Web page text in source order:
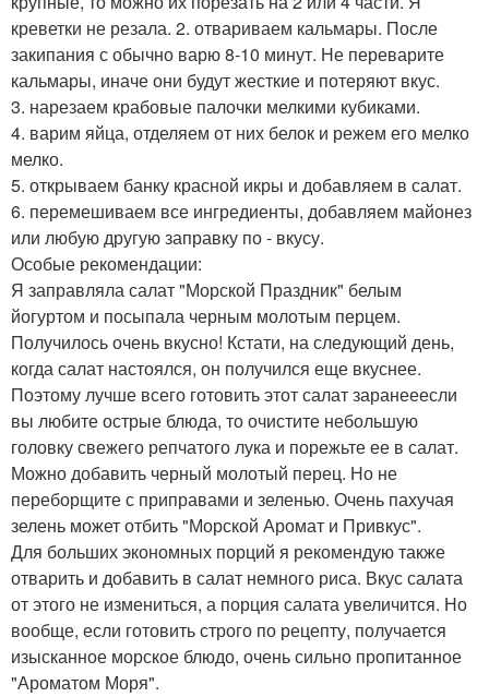
креветки не резала. 2. отвариваем кальмары. После
закипания с обычно варю 8-10 минут. Не переварите
кальмары, иначе они будут жесткие и потеряют вкус.
3. нарезаем крабовые палочки мелкими кубиками.
4. варим яйца, отделяем от них белок и режем его мелко
мелко.
5. открываем банку красной икры и добавляем в салат.
6. перемешиваем все ингредиенты, добавляем майонез
или любую другую заправку по - вкусу.
Особые рекомендации:
Я заправляла салат "Морской Праздник" белым
йогуртом и посыпала черным молотым перцем.
Получилось очень вкусно! Кстати, на следующий день,
когда салат настоялся, он получился еще вкуснее.
Поэтому лучше всего готовить этот салат заранееесли
вы любите острые блюда, то очистите небольшую
головку свежего репчатого лука и порежьте ее в салат.
Можно добавить черный молотый перец. Но не
переборщите с приправами и зеленью. Очень пахучая
зелень может отбить "Морской Аромат и Привкус".
Для больших экономных порций я рекомендую также
отварить и добавить в салат немного риса. Вкус салата
от этого не измениться, а порция салата увеличится. Но
вообще, если готовить строго по рецепту, получается
изысканное морское блюдо, очень сильно пропитанное
"Ароматом Моря".